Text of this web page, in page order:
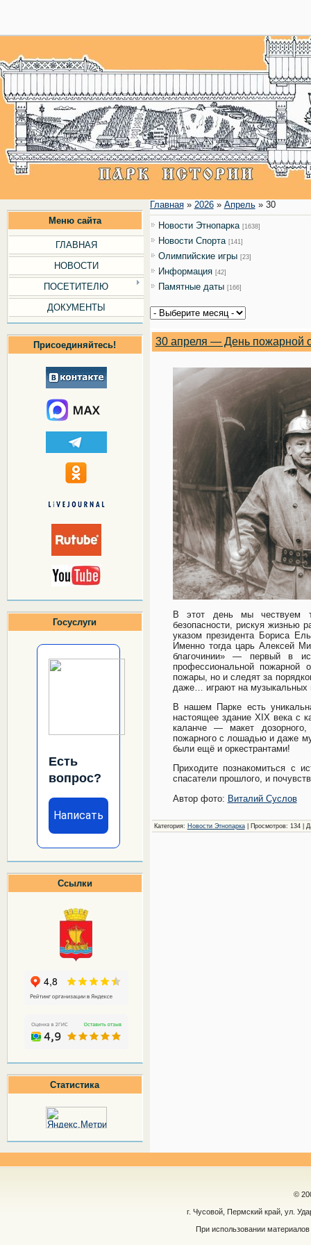
Меню сайта
ГЛАВНАЯ
НОВОСТИ
ПОСЕТИТЕЛЮ
ДОКУМЕНТЫ
Присоединяйтесь!
Госуслуги
Есть
вопрос?
Написать
Ссылки
Статистика
Главная» 2026 » Апрель » 30
Новости Этнопарка [1638]
Новости Cпорта [141]
Олимпийские игры [23]
Информация [42]
Памятные даты [166]
30 апреля — День пожарной
В этот день мы чествуем
безопасности, рискуя жизнью
указом президента Бориса
Именно тогда царь Алексей
благочинии» — первый в
профессиональной
пожары, но и следят за
даже… играют на музыкальных
В нашем Парке есть
настоящее здание XIX века с
каланче — макет
пожарного с лошадью и даже
были ещё и оркестрантами!
Приходите познакомиться с
спасатели прошлого, и
Автор фото: Виталий Суслов
Категория: Новости Этнопарка| Просмотров: 134 |
©
г. Чусовой, Пермский край, ул.
При использовании